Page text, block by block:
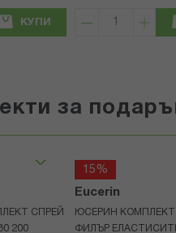
КУПИ
за
СПРЕЙ
200
15%
Eucerin
ЮСЕРИН КОМПЛЕКТ
ФИЛЪР